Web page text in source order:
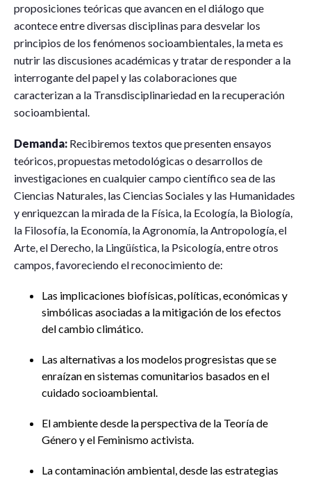
proposiciones teóricas que avancen en el diálogo que
acontece entre diversas disciplinas para desvelar los
principios de los fenómenos socioambientales, la meta es
nutrir las discusiones académicas y tratar de responder a la
interrogante del papel y las colaboraciones que
caracterizan a la Transdisciplinariedad en la recuperación
socioambiental.
Demanda: Recibiremos textos que presenten ensayos
teóricos, propuestas metodológicas o desarrollos de
investigaciones en cualquier campo científico sea de las
Ciencias Naturales, las Ciencias Sociales y las Humanidades
y enriquezcan la mirada de la Física, la Ecología, la Biología,
la Filosofía, la Economía, la Agronomía, la Antropología, el
Arte, el Derecho, la Lingüística, la Psicología, entre otros
campos, favoreciendo el reconocimiento de:
Las implicaciones biofísicas, políticas, económicas y
simbólicas asociadas a la mitigación de los efectos
del cambio climático.
Las alternativas a los modelos progresistas que se
enraízan en sistemas comunitarios basados en el
cuidado socioambiental.
El ambiente desde la perspectiva de la Teoría de
Género y el Feminismo activista.
La contaminación ambiental, desde las estrategias